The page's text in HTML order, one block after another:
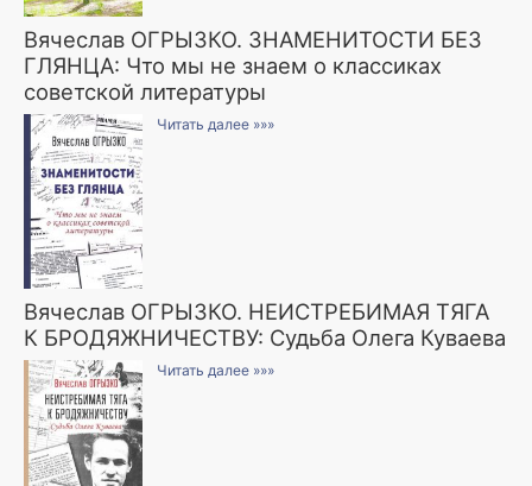
Вячеслав ОГРЫЗКО. ЗНАМЕНИТОСТИ БЕЗ
ГЛЯНЦА: Что мы не знаем о классиках
советской литературы
Читать далее »»»
Вячеслав ОГРЫЗКО. НЕИСТРЕБИМАЯ ТЯГА
К БРОДЯЖНИЧЕСТВУ: Судьба Олега Куваева
Читать далее »»»